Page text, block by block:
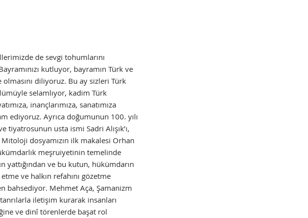
de sevgi tohumlarını
kutluyor, bayramın Türk ve
diliyoruz. Bu ay sizleri Türk
selamlıyor, kadim Türk
inançlarımıza, sanatımıza
ediyoruz. Ayrıca doğumunun 100. yılı
tiyatrosunun usta ismi Sadri Alışık’ı,
dosyamızın ilk makalesi Orhan
meşruiyetinin temelinde
yattığından ve bu kutun, hükümdarın
ve halkın refahını gözetme
bahsediyor. Mehmet Aça, Şamanizm
iletişim kurarak insanları
ve dinî törenlerde başat rol